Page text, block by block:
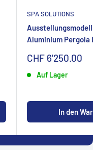
SPA SOLUTIONS
Aluminium Pergola
Sonderpreis
CHF 6'250.00
Auf Lager
In den